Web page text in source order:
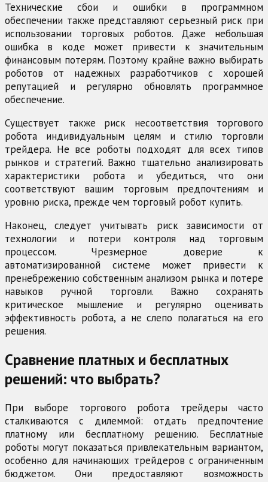
Технические сбои и ошибки в программном
обеспечении также представляют серьезный риск при
использовании торговых роботов. Даже небольшая
ошибка в коде может привести к значительным
финансовым потерям. Поэтому крайне важно выбирать
роботов от надежных разработчиков с хорошей
репутацией и регулярно обновлять программное
обеспечение.
Существует также риск несоответствия торгового
робота индивидуальным целям и стилю торговли
трейдера. Не все роботы подходят для всех типов
рынков и стратегий. Важно тщательно анализировать
характеристики робота и убедиться, что они
соответствуют вашим торговым предпочтениям и
уровню риска, прежде чем торговый робот купить.
Наконец, следует учитывать риск зависимости от
технологии и потери контроля над торговым
процессом. Чрезмерное доверие к
автоматизированной системе может привести к
пренебрежению собственным анализом рынка и потере
навыков ручной торговли. Важно сохранять
критическое мышление и регулярно оценивать
эффективность робота, а не слепо полагаться на его
решения.
Сравнение платных и бесплатных
решений: что выбрать?
При выборе торгового робота трейдеры часто
сталкиваются с дилеммой: отдать предпочтение
платному или бесплатному решению. Бесплатные
роботы могут показаться привлекательным вариантом,
особенно для начинающих трейдеров с ограниченным
бюджетом. Они предоставляют возможность